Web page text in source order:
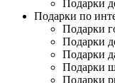
Подарки
Подарки по
Подарки
Подарки
Подарки
Подарки
Подарки